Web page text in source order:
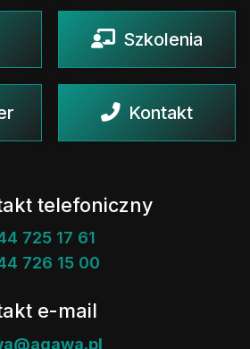
Szkolenia
Kontakt
telefoniczny
725 17 61
726 15 00
e-mail